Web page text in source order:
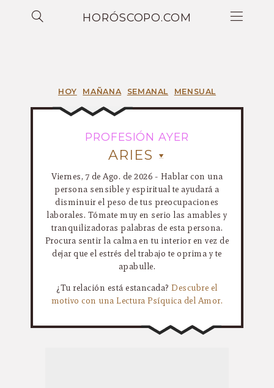
HORÓSCOPO.COM
HOY MAÑANA SEMANAL MENSUAL
PROFESIÓN AYER
ARIES
Viernes, 7 de Ago. de 2026 - Hablar con una
persona sensible y espiritual te ayudará a
disminuir el peso de tus preocupaciones
laborales. Tómate muy en serio las amables y
tranquilizadoras palabras de esta persona.
Procura sentir la calma en tu interior en vez de
dejar que el estrés del trabajo te oprima y te
apabulle.
¿Tu relación está estancada?Descubre el
motivo con una Lectura Psíquica del Amor.